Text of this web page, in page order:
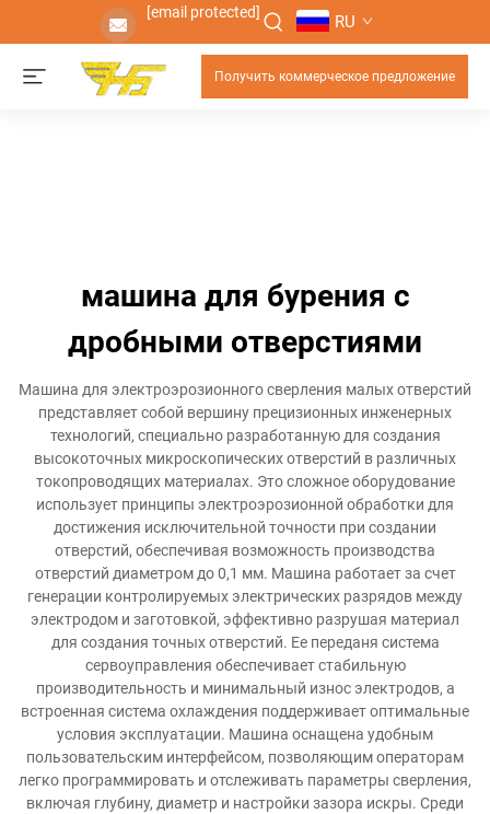
[email protected] RU
Получить коммерческое предложение
машина для бурения с
дробными отверстиями
Машина для электроэрозионного сверления малых отверстий
представляет собой вершину прецизионных инженерных
технологий, специально разработанную для создания
высокоточных микроскопических отверстий в различных
токопроводящих материалах. Это сложное оборудование
использует принципы электроэрозионной обработки для
достижения исключительной точности при создании
отверстий, обеспечивая возможность производства
отверстий диаметром до 0,1 мм. Машина работает за счет
генерации контролируемых электрических разрядов между
электродом и заготовкой, эффективно разрушая материал
для создания точных отверстий. Ее переданя система
сервоуправления обеспечивает стабильную
производительность и минимальный износ электродов, а
встроенная система охлаждения поддерживает оптимальные
условия эксплуатации. Машина оснащена удобным
пользовательским интерфейсом, позволяющим операторам
легко программировать и отслеживать параметры сверления,
включая глубину, диаметр и настройки зазора искры. Среди